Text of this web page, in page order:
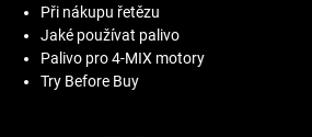
Při nákupu řetězu
Jaké používat palivo
Palivo pro 4-MIX motory
Try Before Buy